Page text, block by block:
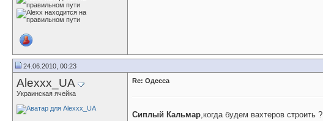
24.06.2010, 00:23
Alexxx_UA
Украинская ячейка
Re: Одесса
Сиплый Кальмар,когда будем вахтеров строить ?